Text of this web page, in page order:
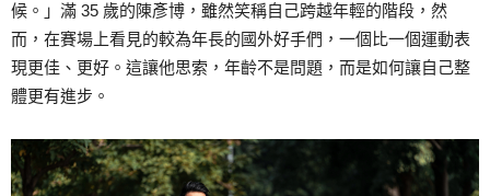
候。」滿 35 歲的陳彥博，雖然笑稱自己跨越年輕的階段，然
而，在賽場上看見的較為年長的國外好手們，一個比一個運動表
現更佳、更好。這讓他思索，年齡不是問題，而是如何讓自己整
體更有進步。